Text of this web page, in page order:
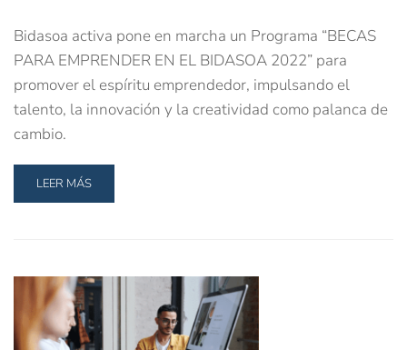
Bidasoa activa pone en marcha un Programa “BECAS
PARA EMPRENDER EN EL BIDASOA 2022” para
promover el espíritu emprendedor, impulsando el
talento, la innovación y la creatividad como palanca de
cambio.
LEER MÁS